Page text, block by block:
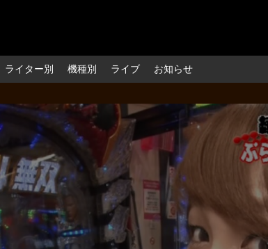
ライター別 機種別 ライブ お知らせ